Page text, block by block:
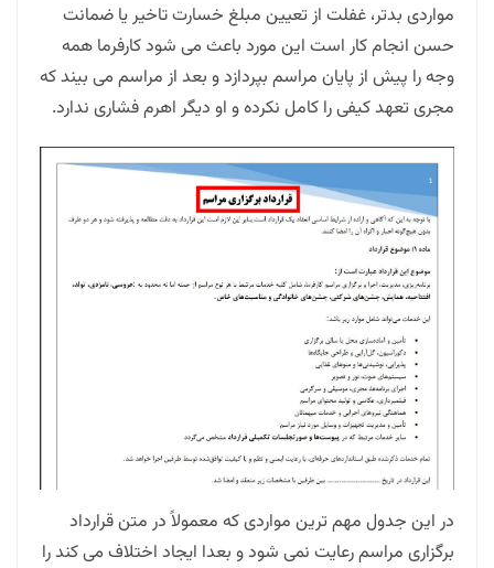
مواردی بدتر، غفلت از تعیین مبلغ خسارت تاخیر یا ضمانت
حسن انجام کار است این مورد باعث می شود کارفرما همه
وجه را پیش از پایان مراسم بپردازد و بعد از مراسم می بیند که
مجری تعهد کیفی را کامل نکرده و او دیگر اهرم فشاری ندارد.
در این جدول مهم ترین مواردی که معمولاً در متن قرارداد
برگزاری مراسم رعایت نمی شود و بعدا ایجاد اختلاف می کند را